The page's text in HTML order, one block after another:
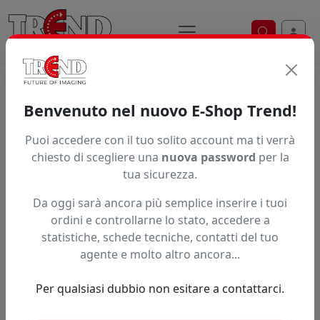
Ricerca
Trend S.r.l.
stampa digitale dal 1997
Benvenuto nel nuovo E-Shop Trend!
Puoi accedere con il tuo solito account ma ti verrà
chiesto di scegliere una nuova password per la
tua sicurezza.
Da oggi sarà ancora più semplice inserire i tuoi
ordini e controllarne lo stato, accedere a
statistiche, schede tecniche, contatti del tuo
agente e molto altro ancora...
Per qualsiasi dubbio non esitare a contattarci.